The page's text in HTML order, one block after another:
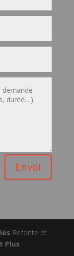
Envoi
Refonte et
Plus